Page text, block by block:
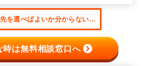
を選べばよいか分からない...
時は無料相談窓口へ